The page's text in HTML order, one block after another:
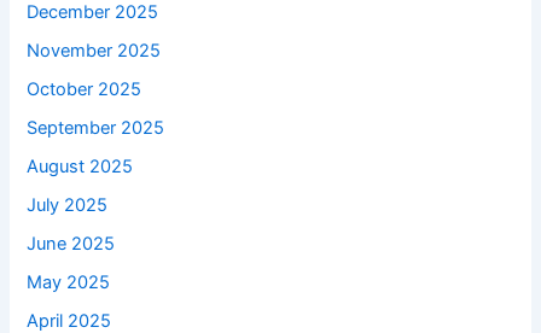
December 2025
November 2025
October 2025
September 2025
August 2025
July 2025
June 2025
May 2025
April 2025